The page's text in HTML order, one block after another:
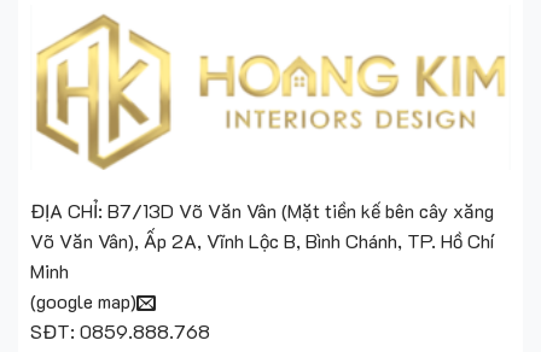
ĐỊA CHỈ: B7/13D Võ Văn Vân (Mặt tiền kế bên cây xăng
Võ Văn Vân), Ấp 2A, Vĩnh Lộc B, Bình Chánh, TP. Hồ Chí
Minh
(google map)
SĐT: 0859.888.768